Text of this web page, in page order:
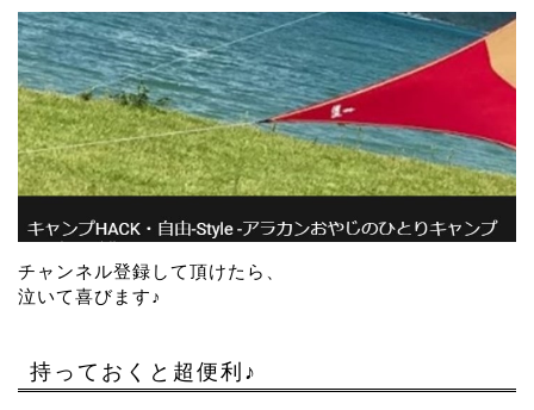
チャンネル登録して頂けたら、
泣いて喜びます♪
持っておくと超便利♪